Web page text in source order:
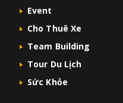
Event
Cho Thuê Xe
Team Building
Tour Du Lịch
Sức Khỏe